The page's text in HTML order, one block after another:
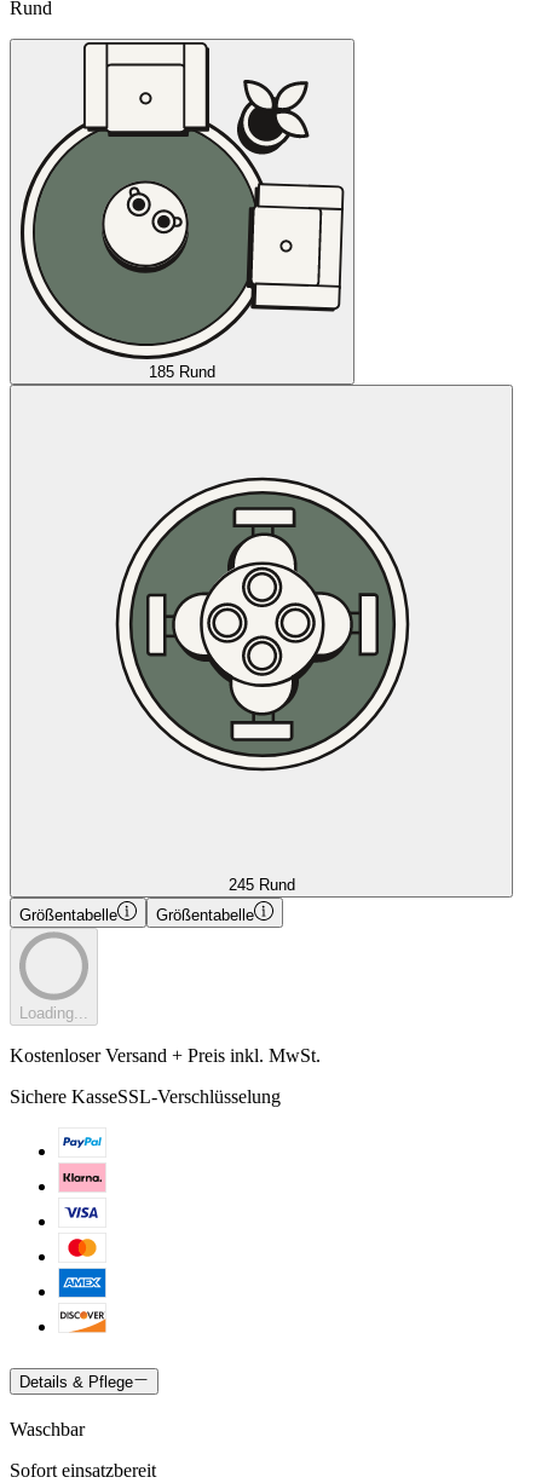
Rund
185 Rund
245 Rund
Größentabelle
Größentabelle
Loading...
Kostenloser Versand + Preis inkl. MwSt.
Sichere KasseSSL-Verschlüsselung
Details & Pflege
Waschbar
Sofort einsatzbereit